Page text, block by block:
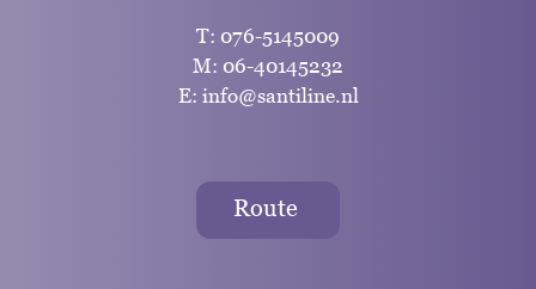
T: 076-5145009
M: 06-40145232
E: info@santiline.nl
Route